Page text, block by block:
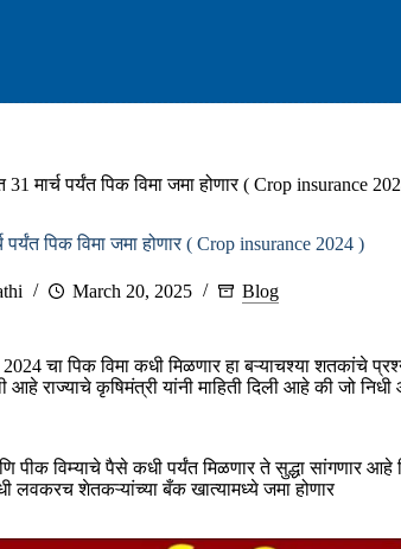
मार्च पर्यंत पिक विमा जमा होणार ( Crop insurance
पर्यंत पिक विमा जमा होणार ( Crop insurance 2024 )
March 20, 2025 Blog
चा पिक विमा कधी मिळणार हा बऱ्याचश्या शतकांचे
राज्याचे कृषिमंत्री यांनी माहिती दिली आहे की जो निधी
विम्याचे पैसे कधी पर्यंत मिळणार ते सुद्धा सांगणार आहे
शेतकऱ्यांच्या बँक खात्यामध्ये जमा होणार